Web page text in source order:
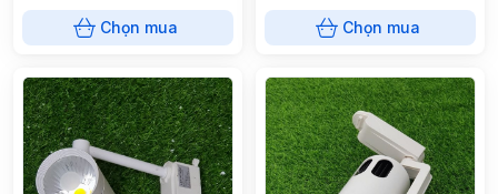
Chọn mua Chọn mua